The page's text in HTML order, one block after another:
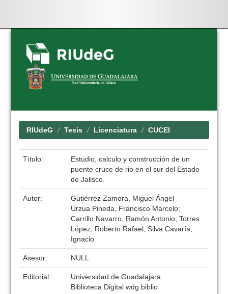
Skip
navigation
RIUdeG Tesis Licenciatura CUCEI
Título:
Estudio, calculo y construcción de un
puente cruce de rio en el sur del Estado
de Jalisco.
Autor:
Gutiérrez Zamora, Miguel Ángel
Urzua Pineda, Francisco Marcelo;
Carrillo Navarro, Ramón Antonio; Torres
López, Roberto Rafael; Silva Cavaría,
Ignacio
Asesor: NULL
Editorial:
Universidad de Guadalajara
Biblioteca Digital wdg.biblio